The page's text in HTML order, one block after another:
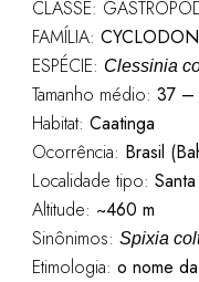
CLASSE:
FAMÍLIA:
ESPÉCIE: Clessinia
Tamanho médio: 37 –
Habitat: Caatinga
Ocorrência: Brasil
Localidade tipo:
Altitude: ~460 m
Sinônimos: Spixia
Etimologia: o nome